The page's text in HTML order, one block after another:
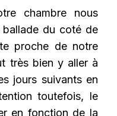
chambre nous
du coté de
proche de notre
très bien y aller à
jours suivants en
toutefois, le
en fonction de la